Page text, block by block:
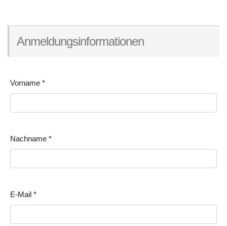
Anmeldungsinformationen
Vorname *
Nachname *
E-Mail *